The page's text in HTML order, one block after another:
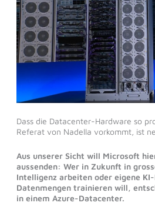
Dass die Datacenter-Hardware so
Referat von Nadella vorkommt, ist
Aus unserer Sicht will Microsoft
aussenden: Wer in Zukunft in
Intelligenz arbeiten oder eigene
Datenmengen trainieren will,
in einem Azure-Datacenter.